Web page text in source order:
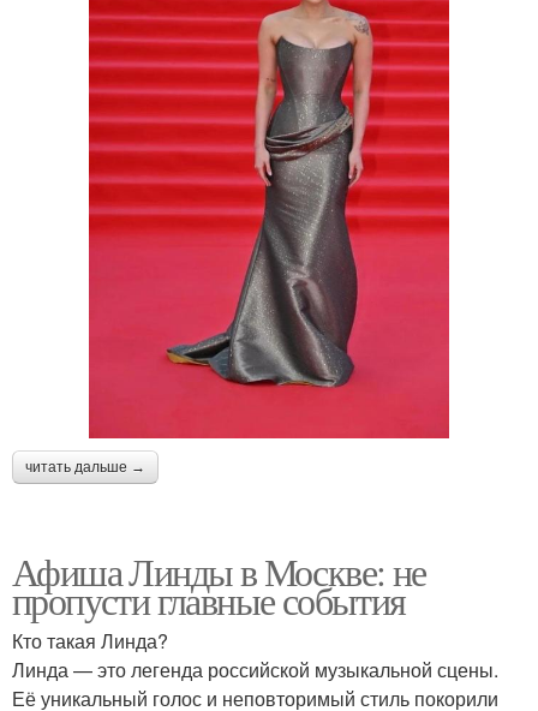
читать дальше →
Афиша Линды в Москве: не
пропусти главные события
Кто такая Линда?
Линда — это легенда российской музыкальной сцены.
Её уникальный голос и неповторимый стиль покорили